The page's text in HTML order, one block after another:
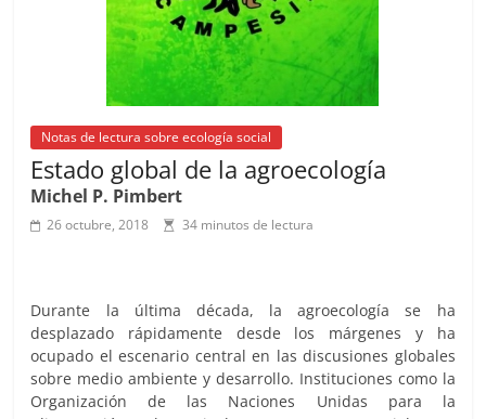
Notas de lectura sobre ecología social
Estado global de la agroecología
Michel P. Pimbert
26 octubre, 2018 34 minutos de lectura
Durante la última década, la agroecología se ha
desplazado rápidamente desde los márgenes y ha
ocupado el escenario central en las discusiones globales
sobre medio ambiente y desarrollo. Instituciones como la
Organización de las Naciones Unidas para la